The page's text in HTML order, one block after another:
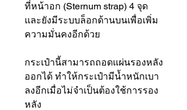
ที่หน้าอก (Sternum strap) 4 จุด
และยังมีระบบล็อกด้านบนเพื่อเพิ่ม
ความมั่นคงอีกด้วย
กระเป๋านี้สามารถถอดแผ่นรองหลัง
ออกได้ ทำให้กระเป๋ามีน้ำหนักเบา
ลงอีกเมื่อไม่จำเป็นต้องใช้การรอง
หลัง